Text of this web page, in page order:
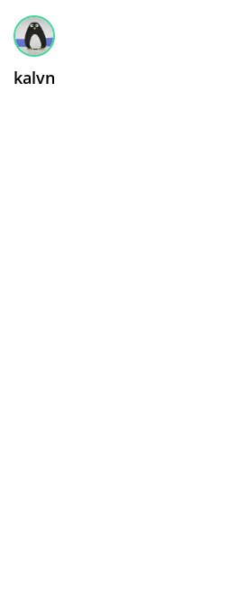
kalvn